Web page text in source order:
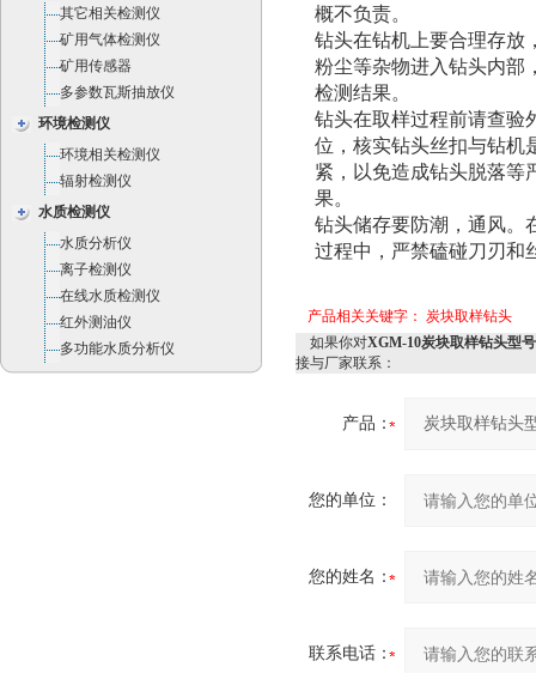
其它相关检测仪
矿用气体检测仪
矿用传感器
多参数瓦斯抽放仪
环境检测仪
环境相关检测仪
辐射检测仪
水质检测仪
水质分析仪
离子检测仪
在线水质检测仪
红外测油仪
多功能水质分析仪
概不负责。
钻头在钻机上要合理存放
粉尘等杂物进入钻头内部
检测结果。
钻头在取样过程前请查验
位，核实钻头丝扣与钻机
紧，以免造成钻头脱落等
果。
钻头储存要防潮，通风。
过程中，严禁磕碰刀刃和
产品相关关键字： 炭块取样钻头
如果你对XGM-10炭块取样钻头型
接与厂家联系：
产品：
您的单位：
您的姓名：
联系电话：